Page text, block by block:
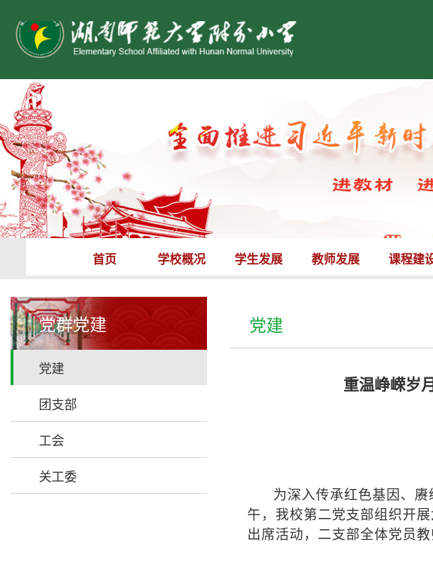
首页 学校概况 学生发展 教师发展 课程建
党群党建
党建
团支部
工会
关工委
党建
重温峥嵘岁
为深入传承红色基因、
午，我校第二党支部组织开
出席活动，二支部全体党员